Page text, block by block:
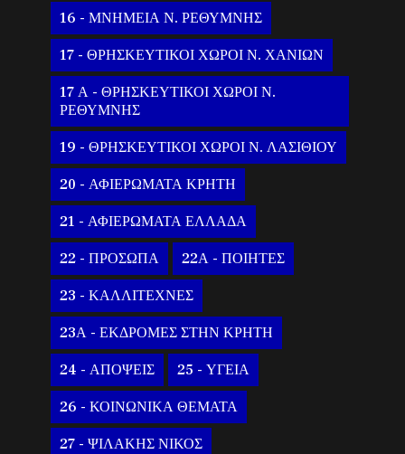
16 - ΜΝΗΜΕΙΑ Ν. ΡΕΘΥΜΝΗΣ
17 - ΘΡΗΣΚΕΥΤΙΚΟΙ ΧΩΡΟΙ Ν. ΧΑΝΙΩΝ
17 Α - ΘΡΗΣΚΕΥΤΙΚΟΙ ΧΩΡΟΙ Ν.
ΡΕΘΥΜΝΗΣ
19 - ΘΡΗΣΚΕΥΤΙΚΟΙ ΧΩΡΟΙ Ν. ΛΑΣΙΘΙΟΥ
20 - ΑΦΙΕΡΩΜΑΤΑ ΚΡΗΤΗ
21 - ΑΦΙΕΡΩΜΑΤΑ ΕΛΛΑΔΑ
22 - ΠΡΟΣΩΠΑ 22Α - ΠΟΙΗΤΕΣ
23 - ΚΑΛΛΙΤΕΧΝΕΣ
23Α - ΕΚΔΡΟΜΕΣ ΣΤΗΝ ΚΡΗΤΗ
24 - ΑΠΟΨΕΙΣ 25 - ΥΓΕΙΑ
26 - ΚΟΙΝΩΝΙΚΑ ΘΕΜΑΤΑ
27 - ΨΙΛΑΚΗΣ ΝΙΚΟΣ